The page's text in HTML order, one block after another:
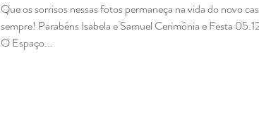
Que os sorrisos nessas fotos permaneça na vida do novo
sempre! Parabéns Isabela e Samuel Cerimônia e Festa
O Espaço...